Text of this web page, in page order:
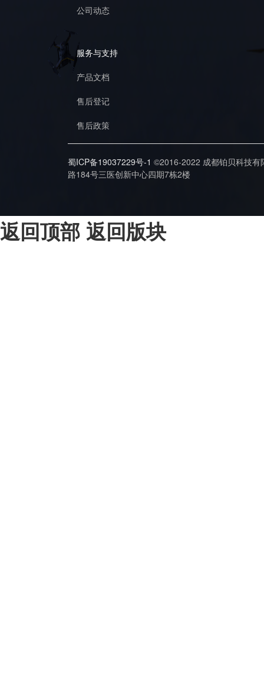
公司动态
服务与支持
产品文档
售后登记
售后政策
蜀ICP备19037229号-1 ©2016-2022 成都铂贝科技
路184号三医创新中心四期7栋2楼
返回顶部 返回版块